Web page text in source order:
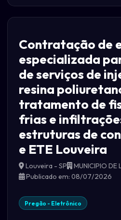
Contratação de
especializada
de serviços de
resina
tratamento de
frias e
estruturas de
e ETE Louveira
Louveira - SP MUNICIPIO DE
Publicado em: 08/07/2026
Pregão - Eletrônico